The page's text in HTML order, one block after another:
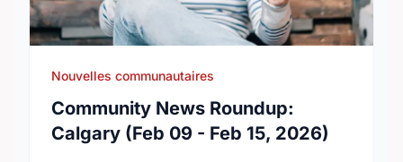
Nouvelles communautaires
Community News Roundup:
Calgary (Feb 09 - Feb 15, 2026)